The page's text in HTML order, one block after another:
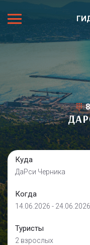
Куда
ДаРси Черника
Когда
14.06.2026 - 24.06.2026
Туристы
2 взрослых